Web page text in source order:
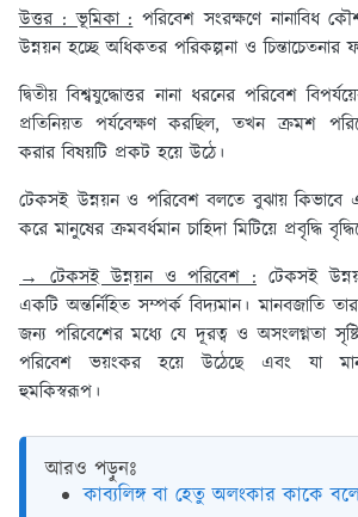
উত্তর : ভূমিকা :পরিবেশ সংরক্ষণে নানাবিধ
উন্নয়ন হচ্ছে অধিকতর পরিকল্পনা ও চিন্তাচেতনার
দ্বিতীয় বিশ্বযুদ্ধোত্তর নানা ধরনের পরিবেশ
প্রতিনিয়ত পর্যবেক্ষণ করছিল, তখন ক্রমশ
করার বিষয়টি প্রকট হয়ে উঠে।
টেকসই উন্নয়ন ও পরিবেশ বলতে বুঝায় কিভাবে
করে মানুষের ক্রমবর্ধমান চাহিদা মিটিয়ে প্রবৃদ্ধি
→ টেকসই উন্নয়ন ও পরিবেশ : টেকসই
একটি অন্তর্নিহিত সম্পর্ক বিদ্যমান। মানবজাতি
জন্য পরিবেশের মধ্যে যে দূরত্ব ও অসংলগ্নতা
পরিবেশ ভয়ংকর হয়ে উঠেছে এবং যা
হুমকিস্বরূপ।
আরও পড়ুনঃ
কাব্যলিঙ্গ বা হেতু অলংকার কাকে